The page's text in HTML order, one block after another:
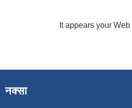
It appears your
नक्सा